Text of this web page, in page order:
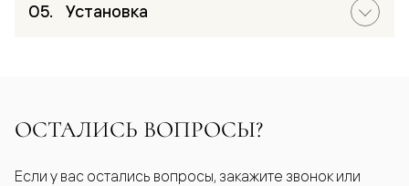
Установка
ОСТАЛИСЬ ВОПРОСЫ?
Если у вас остались вопросы, закажите звонок или